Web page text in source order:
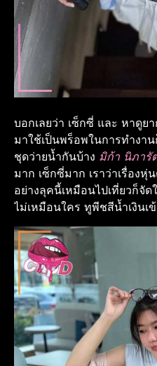
บอกเลยว่า เซ็กซี่ และ หาดู
มาใช้เป็นพร็อพในการทำงา
ชุดว่ายน้ำกันบ้าง มิก้า นิภารั
มาก เซ็กซี่มาก เราว่าเรื่องหุ่
อย่างลุคนี้เหมือนไปเที่ยวก็จั
ไม่เหมือนใคร ทูพีชสีน้ำเงินเ